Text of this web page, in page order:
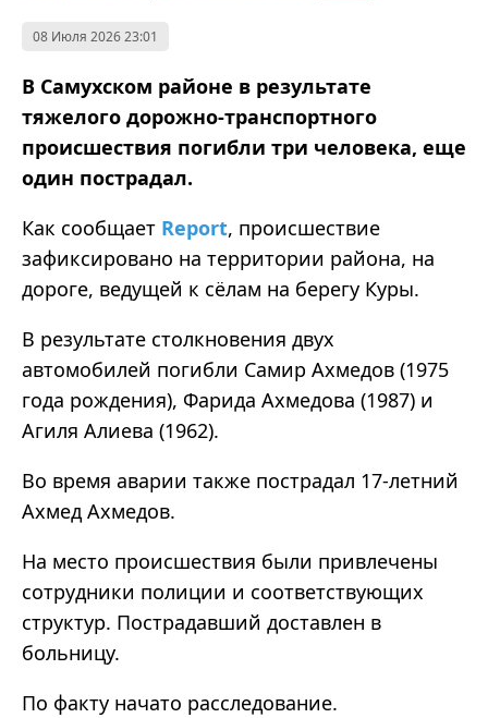
08 Июля 2026 23:01
В Самухском районе в результате
тяжелого дорожно-транспортного
происшествия погибли три человека, еще
один пострадал.
Как сообщает Report, происшествие
зафиксировано на территории района, на
дороге, ведущей к сёлам на берегу Куры.
В результате столкновения двух
автомобилей погибли Самир Ахмедов (1975
года рождения), Фарида Ахмедова (1987) и
Агиля Алиева (1962).
Во время аварии также пострадал 17-летний
Ахмед Ахмедов.
На место происшествия были привлечены
сотрудники полиции и соответствующих
структур. Пострадавший доставлен в
больницу.
По факту начато расследование.